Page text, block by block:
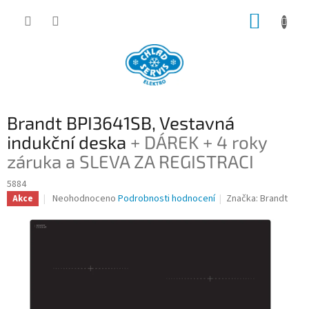
Brandt BPI3641SB, Vestavná
indukční deska + DÁREK + 4 roky
záruka a SLEVA ZA REGISTRACI
5884
Akce
Průměrné
produktu
Neohodnoceno Podrobnosti hodnocení Značka:Brandt